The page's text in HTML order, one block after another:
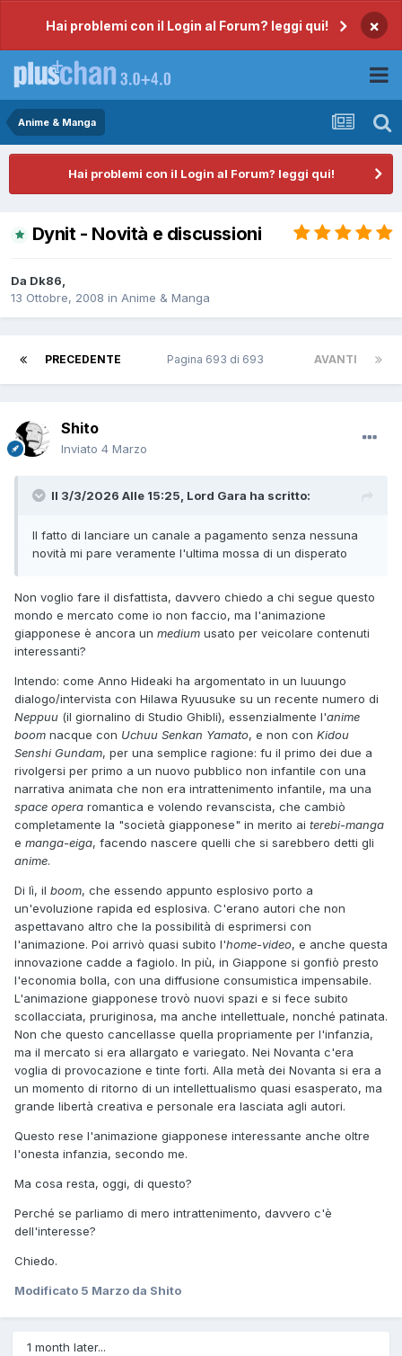
Hai problemi con il Login al Forum? leggi qui! ×
Anime & Manga
Hai problemi con il Login al Forum? leggi qui!
Dynit - Novità e discussioni
Da Dk86,
13 Ottobre, 2008 in Anime & Manga
PRECEDENTE AVANTI
Pagina 693 di 693
Shito
Inviato 4 Marzo
Il 3/3/2026 Alle 15:25, Lord Gara ha scritto:
Il fatto di lanciare un canale a pagamento senza nessuna
novità mi pare veramente l'ultima mossa di un disperato
Non voglio fare il disfattista, davvero chiedo a chi segue questo
mondo e mercato come io non faccio, ma l'animazione
giapponese è ancora un medium usato per veicolare contenuti
interessanti?
Intendo: come Anno Hideaki ha argomentato in un luuungo
dialogo/intervista con Hilawa Ryuusuke su un recente numero di
Neppuu (il giornalino di Studio Ghibli), essenzialmente l'anime
boom nacque con Uchuu Senkan Yamato, e non con Kidou
Senshi Gundam, per una semplice ragione: fu il primo dei due a
rivolgersi per primo a un nuovo pubblico non infantile con una
narrativa animata che non era intrattenimento infantile, ma una
space opera romantica e volendo revanscista, che cambiò
completamente la "società giapponese" in merito ai terebi-manga
e manga-eiga, facendo nascere quelli che si sarebbero detti gli
anime.
Di lì, il boom, che essendo appunto esplosivo porto a
un'evoluzione rapida ed esplosiva. C'erano autori che non
aspettavano altro che la possibilità di esprimersi con
l'animazione. Poi arrivò quasi subito l'home-video, e anche questa
innovazione cadde a fagiolo. In più, in Giappone si gonfiò presto
l'economia bolla, con una diffusione consumistica impensabile.
L'animazione giapponese trovò nuovi spazi e si fece subito
scollacciata, pruriginosa, ma anche intellettuale, nonché patinata.
Non che questo cancellasse quella propriamente per l'infanzia,
ma il mercato si era allargato e variegato. Nei Novanta c'era
voglia di provocazione e tinte forti. Alla metà dei Novanta si era a
un momento di ritorno di un intellettualismo quasi esasperato, ma
grande libertà creativa e personale era lasciata agli autori.
Questo rese l'animazione giapponese interessante anche oltre
l'onesta infanzia, secondo me.
Ma cosa resta, oggi, di questo?
Perché se parliamo di mero intrattenimento, davvero c'è
dell'interesse?
Chiedo.
Modificato 5 Marzo da Shito
1 month later...